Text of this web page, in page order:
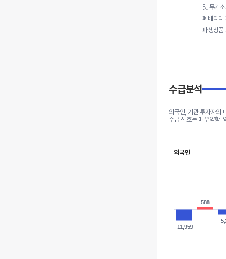
및 무기
폐배터리
파생상품
수급분석
외국인, 기관 투자자의
수급 신호는 매우약함-
외국인
-11,959
-11,959
588
588
--